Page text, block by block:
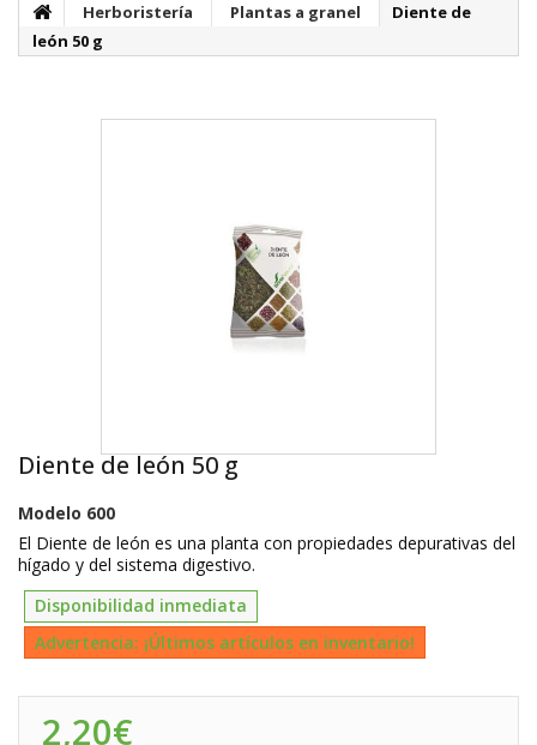
Herboristería Plantas a granel
Diente de
león 50 g
Diente de león 50 g
Modelo 600
El Diente de león es una planta con propiedades depurativas del
hígado y del sistema digestivo.
Disponibilidad inmediata
Advertencia: ¡Últimos artículos en inventario!
2,20€